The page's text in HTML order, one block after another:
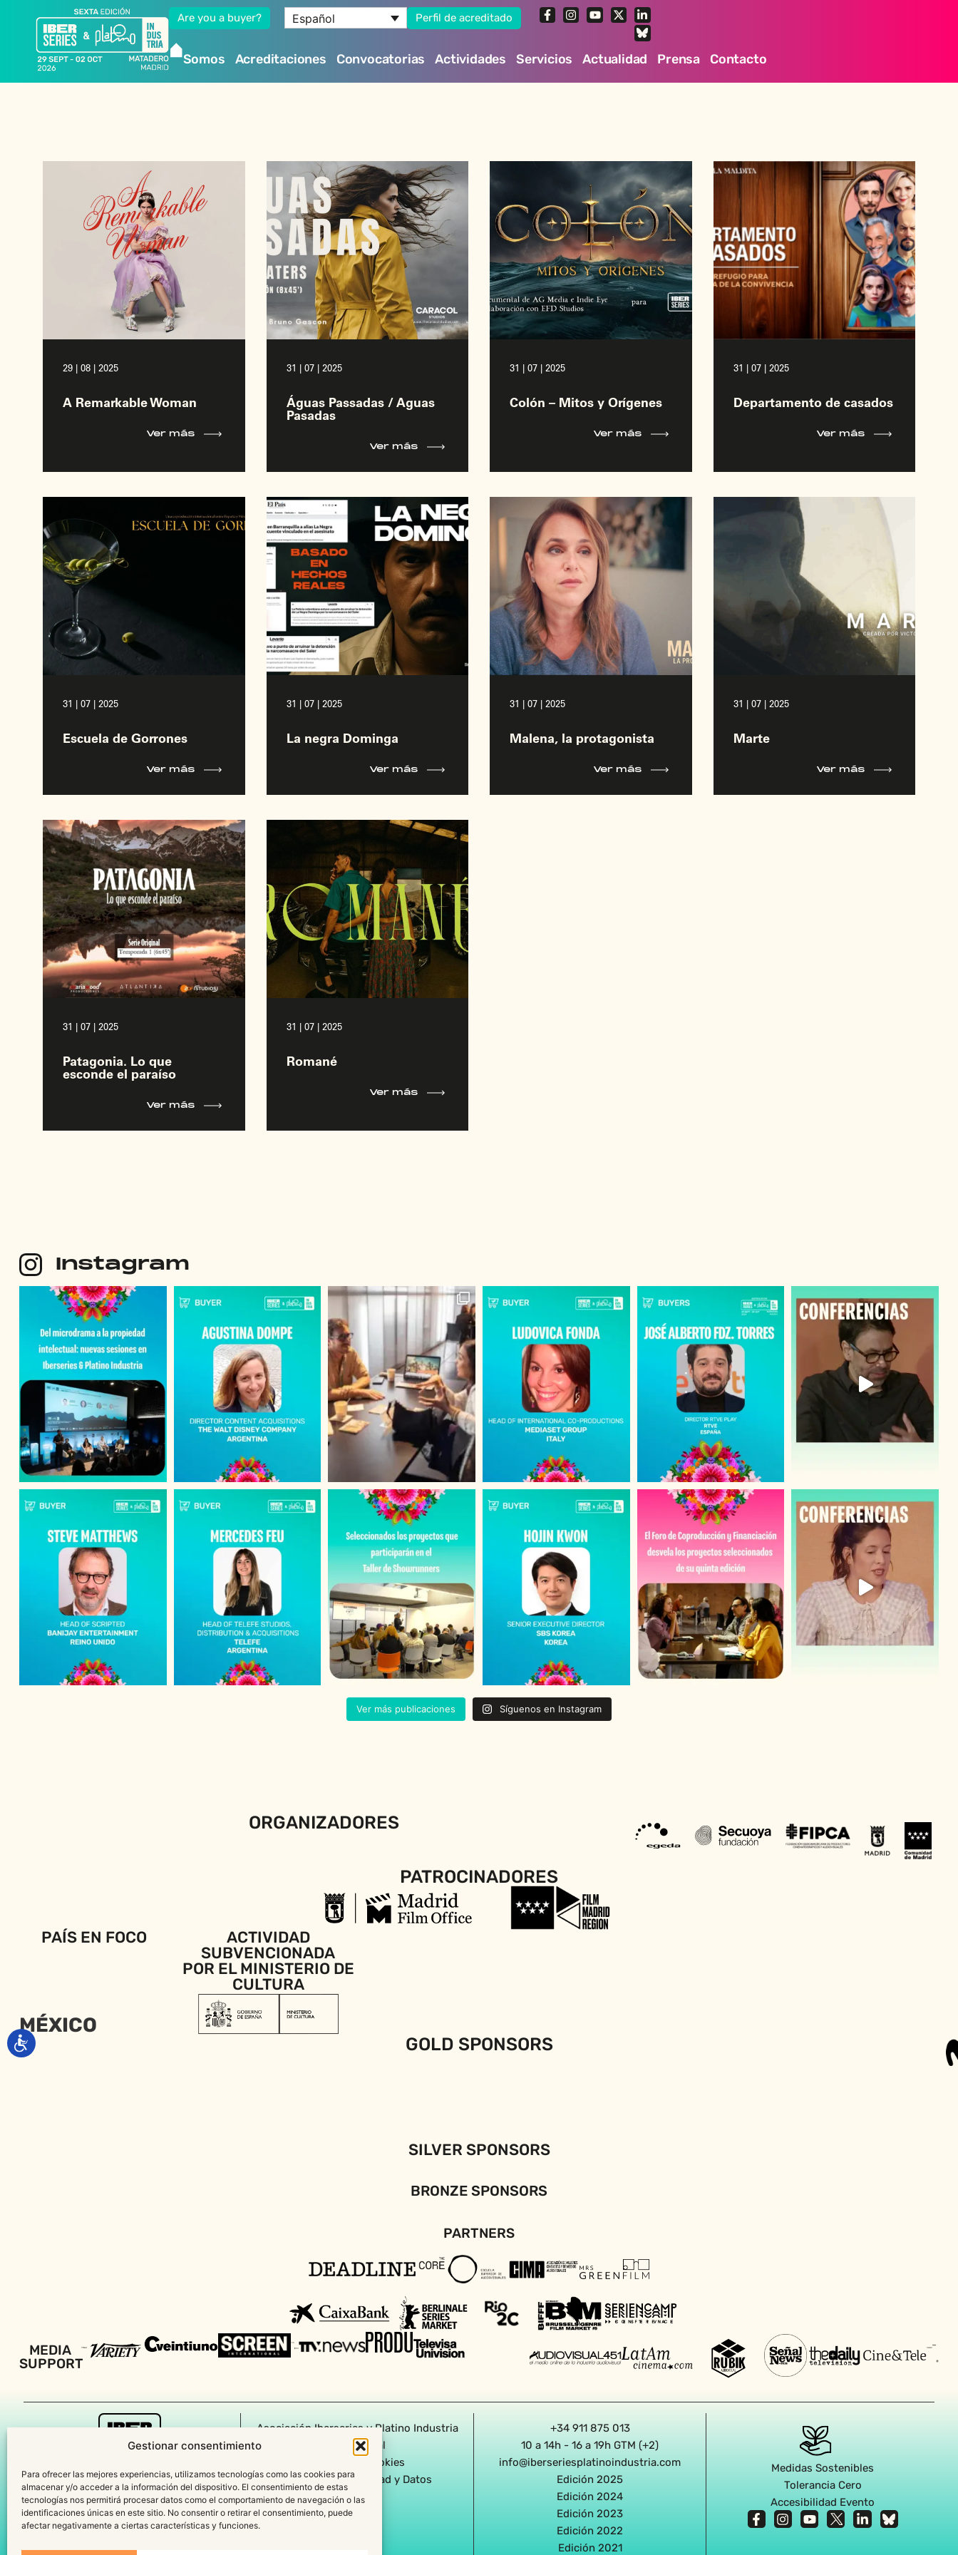
Gestionar consentimiento
Para ofrecer las mejores experiencias, utilizamos tecnologías como las cookies para
almacenar y/o acceder a la información del dispositivo. El consentimiento de estas
tecnologías nos permitirá procesar datos como el comportamiento de navegación o las
identificaciones únicas en este sitio. No consentir o retirar el consentimiento, puede
afectar negativamente a ciertas características y funciones.
Are you a buyer? Español Perfil de acreditado
Somos Acreditaciones Convocatorias Actividades Servicios Actualidad Prensa Contacto
29 | 08 | 2025
A Remarkable Woman
Ver más
31 | 07 | 2025
Águas Passadas / Aguas
Pasadas
Ver más
31 | 07 | 2025
Colón – Mitos y Orígenes
Ver más
31 | 07 | 2025
Departamento de casados
Ver más
31 | 07 | 2025
Escuela de Gorrones
Ver más
31 | 07 | 2025
La negra Dominga
Ver más
31 | 07 | 2025
Malena, la protagonista
Ver más
31 | 07 | 2025
Marte
Ver más
31 | 07 | 2025
Patagonia. Lo que
esconde el paraíso
Ver más
31 | 07 | 2025
Romané
Ver más
Instagram
Ver más publicaciones Síguenos en Instagram
ORGANIZADORES
PATROCINADORES
PAÍS EN FOCO
MÉXICO
ACTIVIDAD
SUBVENCIONADA
POR EL MINISTERIO DE
CULTURA
GOLD SPONSORS
SILVER SPONSORS
BRONZE SPONSORS
PARTNERS
MEDIA
SUPPORT
Asociación Iberseries y Platino Industria
Aviso Legal
Política de Cookies
Política de Privacidad y Datos
+34 911 875 013
10 a 14h - 16 a 19h GTM (+2)
info@iberseriesplatinoindustria.com
Edición 2025
Edición 2024
Edición 2023
Edición 2022
Edición 2021
Medidas Sostenibles
Tolerancia Cero
Accesibilidad Evento